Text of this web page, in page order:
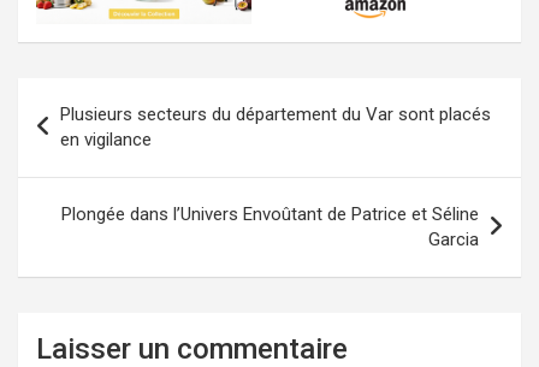
de
l’article
Plusieurs secteurs du département du Var sont placés
en vigilance
Plongée dans l’Univers Envoûtant de Patrice et Séline
Garcia
Laisser un commentaire